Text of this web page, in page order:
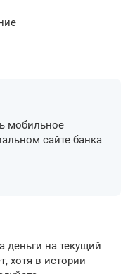
мобильное
сайте банка
деньги на текущий
хотя в истории